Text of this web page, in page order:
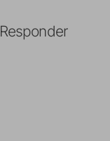
Responder